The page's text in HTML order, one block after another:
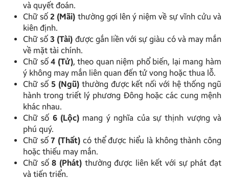
và quyết đoán.
Chữ số 2 (Mãi) thường gợi lên ý niệm về sự vĩnh cửu và
kiên định.
Chữ số3 (Tài) được gắn liền với sự giàu có và may mắn
về mặt tài chính.
Chữ số4 (Tử), theo quan niệm phổ biến, lại mang hàm
ý không may mắn liên quan đến tử vong hoặc thua lỗ.
Chữ số 5 (Ngũ)thường được kết nối với hệ thống ngũ
hành trong triết lý phương Đông hoặc các cung mệnh
khác nhau.
Chữ số 6 (Lộc) mang ý nghĩa của sự thịnh vượng và
phú quý.
Chữ số7 (Thất) có thể được hiểu là không thành công
hoặc thiếu may mắn.
Chữ số8 (Phát)thường được liên kết với sự phát đạt
và tiến triển.